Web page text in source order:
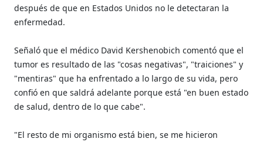
después de que en Estados Unidos no le detectaran la
enfermedad.
Señaló que el médico David Kershenobich comentó que el
tumor es resultado de las "cosas negativas", "traiciones" y
"mentiras" que ha enfrentado a lo largo de su vida, pero
confió en que saldrá adelante porque está "en buen estado
de salud, dentro de lo que cabe".
"El resto de mi organismo está bien, se me hicieron